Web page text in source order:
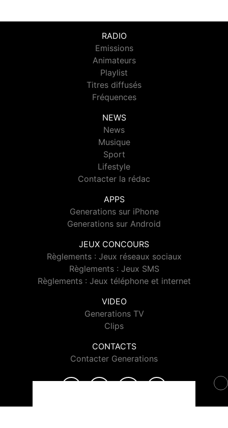
RADIO
Emissions
Animateurs
Playlist
Titres diffusés
Fréquences
NEWS
News
Musique
Sport
Lifestyle
Contacter la rédac
APPS
Generations sur iPhone
Generations sur Android
JEUX CONCOURS
Règlements : Jeux réseaux sociaux
Règlements : Jeux SMS
Règlements : Jeux téléphone et internet
VIDEO
Generations TV
Clips
CONTACTS
Contacter Generations